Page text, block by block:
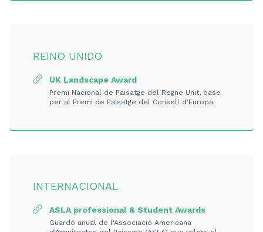
REINO UNIDO
UK Landscape Award
Premi Nacional de Paisatge del Regne Unit, base
per al Premi de Paisatge del Consell d'Europa.
INTERNACIONAL
ASLA professional & Student Awards
Guardó anual de l'Associació Americana